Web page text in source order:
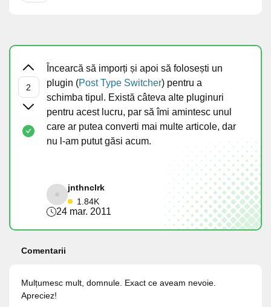
Încearcă să imporți și apoi să folosești un
plugin (Post Type Switcher) pentru a
schimba tipul. Există câteva alte pluginuri
pentru acest lucru, par să îmi amintesc unul
care ar putea converti mai multe articole, dar
nu l-am putut găsi acum.
jnthnclrk
1.84K
24 mar. 2011
Comentarii
Mulțumesc mult, domnule. Exact ce aveam nevoie.
Apreciez!